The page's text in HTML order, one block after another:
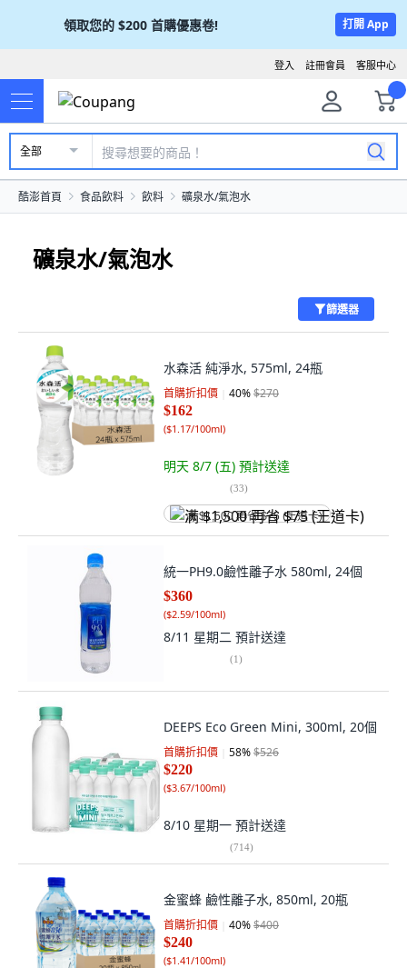
領取您的 $200 首購優惠卷! 打開 App
客服中心
註冊會員
登入
全部
酷澎首頁 食品飲料 飲料 礦泉水/氣泡水
礦泉水/氣泡水
篩選器
水森活 純淨水, 575ml, 24瓶
首購折扣價 40%$270
$162
($1.17/100ml)
明天 8/7 (五) 預計送達
(33)
满 $1,500 再省 $75 (王道卡)
統一PH9.0鹼性離子水 580ml, 24個
$360
($2.59/100ml)
8/11 星期二 預計送達
(1)
DEEPS Eco Green Mini, 300ml, 20個
首購折扣價 58%$526
$220
($3.67/100ml)
8/10 星期一 預計送達
(714)
金蜜蜂 鹼性離子水, 850ml, 20瓶
首購折扣價 40%$400
$240
($1.41/100ml)